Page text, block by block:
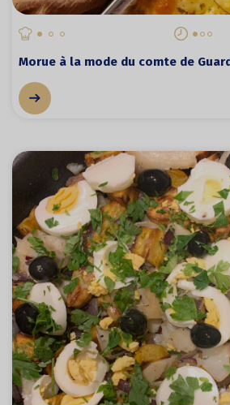
Morue à la mode du comte de